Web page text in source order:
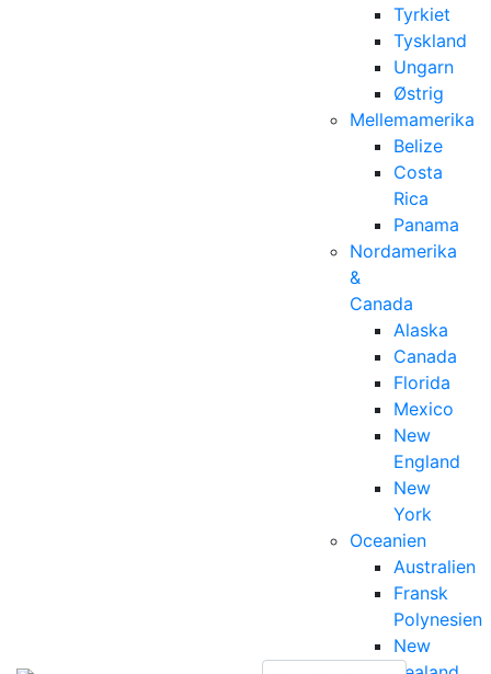
Tyrkiet
Tyskland
Ungarn
Østrig
Mellemamerika
Belize
Costa
Rica
Panama
Nordamerika
&
Canada
Alaska
Canada
Florida
Mexico
New
England
New
York
Oceanien
Australien
Fransk
Polynesien
New